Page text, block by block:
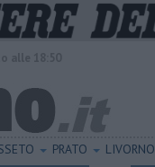
PRATO LIVORNO